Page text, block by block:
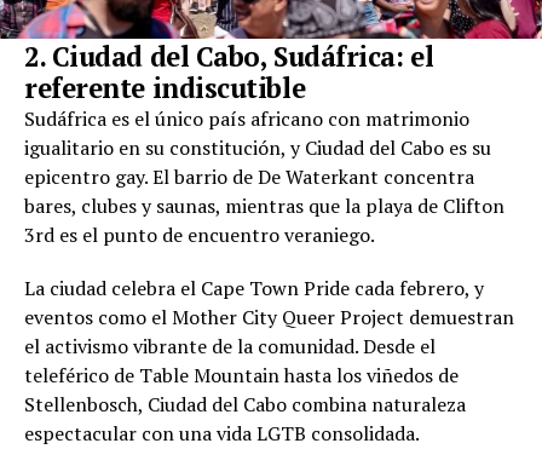
2. Ciudad del Cabo, Sudáfrica: el
referente indiscutible
Sudáfrica es el único país africano con matrimonio
igualitario en su constitución, y Ciudad del Cabo es su
epicentro gay. El barrio de De Waterkant concentra
bares, clubes y saunas, mientras que la playa de Clifton
3rd es el punto de encuentro veraniego.
La ciudad celebra el Cape Town Pride cada febrero, y
eventos como el Mother City Queer Project demuestran
el activismo vibrante de la comunidad. Desde el
teleférico de Table Mountain hasta los viñedos de
Stellenbosch, Ciudad del Cabo combina naturaleza
espectacular con una vida LGTB consolidada.